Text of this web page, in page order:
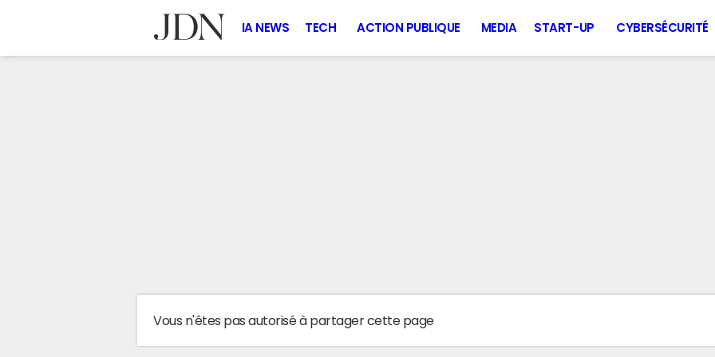
IA NEWS TECH ACTION PUBLIQUE MEDIA START-UP CYBERSÉCURITÉ
Vous n'êtes pas autorisé à partager cette page